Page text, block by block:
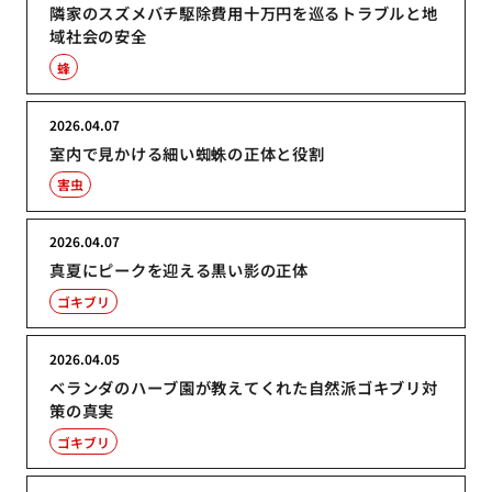
隣家のスズメバチ駆除費用十万円を巡るトラブルと地
域社会の安全
蜂
室内で見かける細い蜘蛛の正体と役割
2026.04.07
害虫
真夏にピークを迎える黒い影の正体
2026.04.07
ゴキブリ
ベランダのハーブ園が教えてくれた自然派ゴキブリ対
策の真実
2026.04.05
ゴキブリ